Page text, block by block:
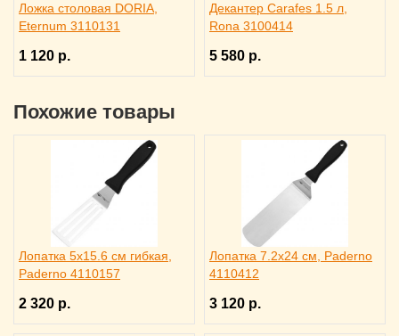
Ложка столовая DORIA,
Eternum 3110131
1 120 р.
Декантер Carafes 1.5 л,
Rona 3100414
5 580 р.
Похожие товары
Лопатка 5х15.6 см гибкая,
Paderno 4110157
2 320 р.
Лопатка 7.2х24 см, Paderno
4110412
3 120 р.